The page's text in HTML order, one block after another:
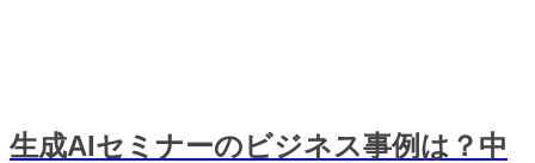
生成AIセミナーのビジネス事例は？中